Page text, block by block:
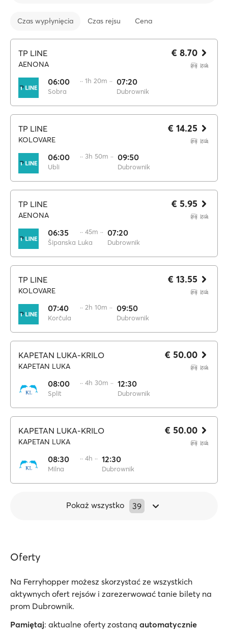
Czas wypłynięcia Czas rejsu Cena
TP LINE
AENONA
06:00
Sobra
·· 1h 20m ·· 07:20
Dubrownik
€ 8.70
TP LINE
KOLOVARE
06:00
Ubli
·· 3h 50m ·· 09:50
Dubrownik
€ 14.25
TP LINE
AENONA
06:35
Šipanska Luka
·· 45m ·· 07:20
Dubrownik
€ 5.95
TP LINE
KOLOVARE
07:40
Korčula
·· 2h 10m ·· 09:50
Dubrownik
€ 13.55
KAPETAN LUKA-KRILO
KAPETAN LUKA
08:00
Split
·· 4h 30m ·· 12:30
Dubrownik
€ 50.00
KAPETAN LUKA-KRILO
KAPETAN LUKA
08:30
Milna
·· 4h ·· 12:30
Dubrownik
€ 50.00
Pokaż wszystko 39
Oferty
Na Ferryhopper możesz skorzystać ze wszystkich
aktywnych ofert rejsów i zarezerwować tanie bilety na
prom Dubrownik.
Pamiętaj: aktualne oferty zostaną automatycznie